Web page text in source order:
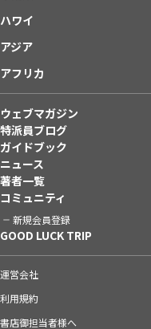
ハワイ
アジア
アフリカ
ウェブマガジン
特派員ブログ
ガイドブック
ニュース
著者一覧
コミュニティ
新規会員登録
GOOD LUCK TRIP
運営会社
利用規約
書店御担当者様へ